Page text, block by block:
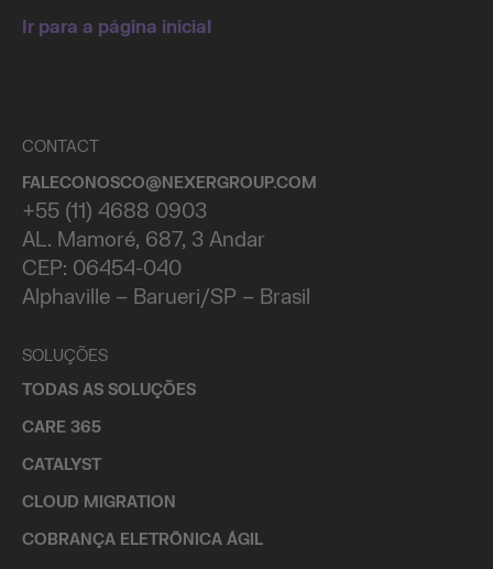
Ir para a página inicial
CONTACT
FALECONOSCO@NEXERGROUP.COM
+55 (11) 4688 0903
AL. Mamoré, 687, 3 Andar
CEP: 06454-040
Alphaville – Barueri/SP – Brasil
SOLUÇÕES
TODAS AS SOLUÇÕES
CARE 365
CATALYST
CLOUD MIGRATION
COBRANÇA ELETRÔNICA ÁGIL